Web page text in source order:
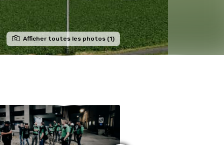
Afficher toutes les photos (1)